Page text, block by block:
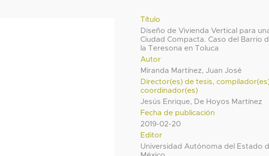
Título
Diseño de Vivienda Vertical para
Ciudad Compacta. Caso del Barrio
la Teresona en Toluca
Autor
Miranda Martínez, Juan José
Director(es) de tesis,
coordinador(es)
Jesús Enrique, De Hoyos Martínez
Fecha de publicación
2019-02-20
Editor
Universidad Autónoma del Estado